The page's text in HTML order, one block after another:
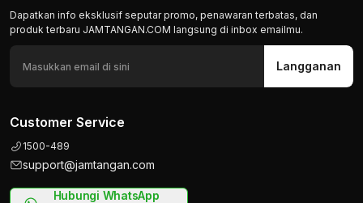
Dapatkan info eksklusif seputar promo, penawaran terbatas, dan
produk terbaru JAMTANGAN.COM langsung di inbox emailmu.
Langganan
Customer Service
1500-489
support@jamtangan.com
Hubungi WhatsApp